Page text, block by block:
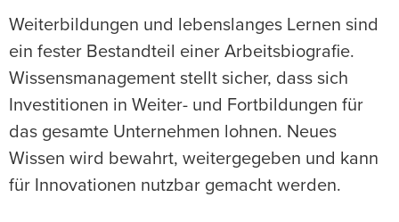
Weiterbildungen und lebenslanges Lernen sind
ein fester Bestandteil einer Arbeitsbiografie.
Wissensmanagement stellt sicher, dass sich
Investitionen in Weiter- und Fortbildungen für
das gesamte Unternehmen lohnen. Neues
Wissen wird bewahrt, weitergegeben und kann
für Innovationen nutzbar gemacht werden.